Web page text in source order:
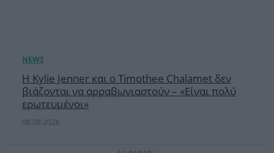
Η Kylie Jenner και ο Timothee Chalamet δεν
βιάζονται να αρραβωνιαστούν – «Είναι πολύ
ερωτευμένοι»
08.08.2026